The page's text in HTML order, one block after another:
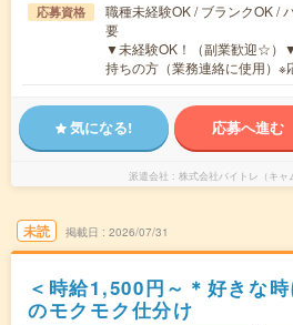
応募資格
職種未経験OK / ブランクOK /
要
▼未経験OK！（副業歓迎☆）
持ちの方（業務連絡に使用）
気になる! 応募へ進む
派遣会社 株式会社バイトレ（キャ
未読 掲載日 2026/07/31
＜時給1,500円～＊好きな
のモクモク仕分け